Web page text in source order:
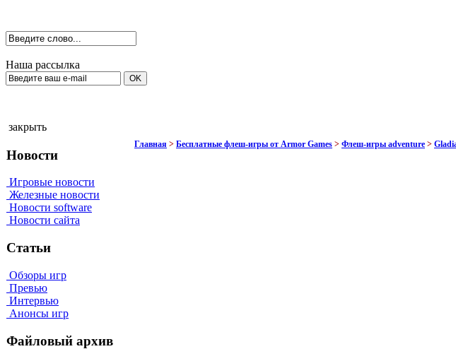
Наша рассылка
закрыть
Новости
Игровые новости
Железные новости
Новости software
Новости сайта
Статьи
Обзоры игр
Превью
Интервью
Анонсы игр
Файловый архив
Главная > Бесплатные флеш-игры от Armor Games > Флеш-игры adventure >